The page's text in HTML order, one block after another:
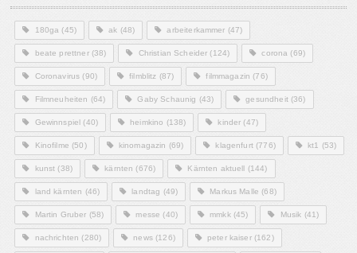
180ga (45) ak (48) arbeiterkammer (47)
beate prettner(38) Christian Scheider (124) corona (69)
Coronavirus (90) filmblitz (87) filmmagazin (76)
Filmneuheiten (64) Gaby Schaunig (43) gesundheit(36)
Gewinnspiel (40) heimkino (138) kinder (47)
Kinofilme (50) kinomagazin (69) klagenfurt(776) kt1 (53)
kunst (38) kärnten (676) Kärnten aktuell (144)
land kärnten (46) landtag (49) Markus Malle (68)
Martin Gruber (58) messe (40) mmkk(45) Musik (41)
nachrichten (280) news(126) peter kaiser(162)